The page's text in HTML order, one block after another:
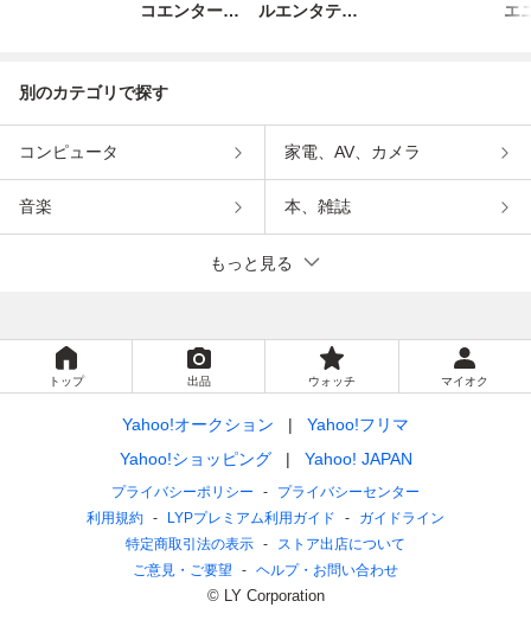
コエンターテ
ルエンタテイ
エ
別のカテゴリで探す
コンピュータ 家電、AV、カメラ
音楽 本、雑誌
もっと見る
トップ 出品 ウォッチ マイオク
Yahoo!オークション
Yahoo!フリマ
Yahoo!ショッピング
Yahoo! JAPAN
プライバシーポリシー
プライバシーセンター
利用規約
LYPプレミアム利用ガイド
ガイドライン
特定商取引法の表示
ストア出店について
ご意見・ご要望
ヘルプ・お問い合わせ
© LY Corporation